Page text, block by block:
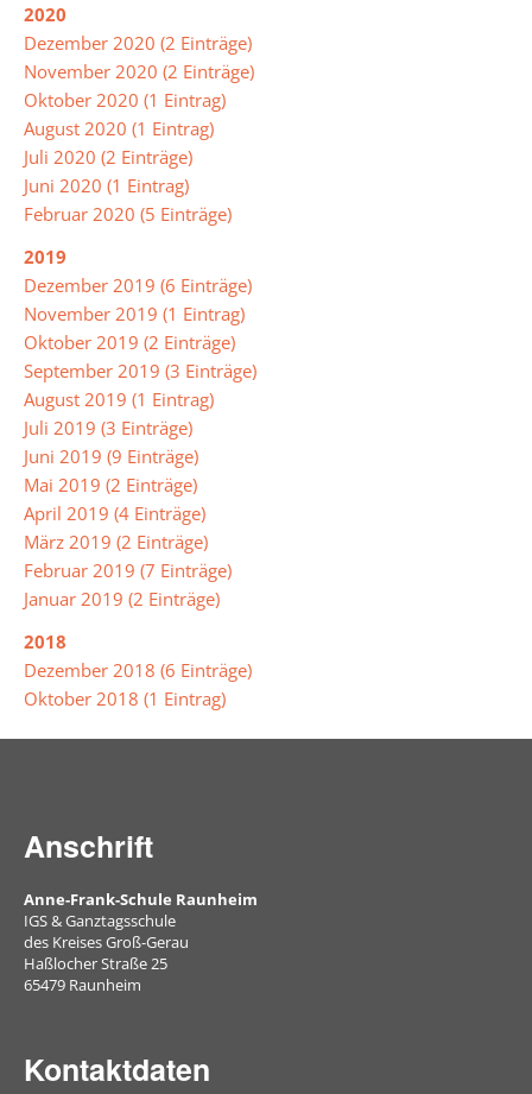
2020
Dezember 2020 (2 Einträge)
November 2020 (2 Einträge)
Oktober 2020 (1 Eintrag)
August 2020 (1 Eintrag)
Juli 2020 (2 Einträge)
Juni 2020 (1 Eintrag)
Februar 2020 (5 Einträge)
2019
Dezember 2019 (6 Einträge)
November 2019 (1 Eintrag)
Oktober 2019 (2 Einträge)
September 2019 (3 Einträge)
August 2019 (1 Eintrag)
Juli 2019 (3 Einträge)
Juni 2019 (9 Einträge)
Mai 2019 (2 Einträge)
April 2019 (4 Einträge)
März 2019 (2 Einträge)
Februar 2019 (7 Einträge)
Januar 2019 (2 Einträge)
2018
Dezember 2018 (6 Einträge)
Oktober 2018 (1 Eintrag)
Anschrift
Anne-Frank-Schule Raunheim
IGS & Ganztagsschule
des Kreises Groß-Gerau
Haßlocher Straße 25
65479 Raunheim
Kontaktdaten